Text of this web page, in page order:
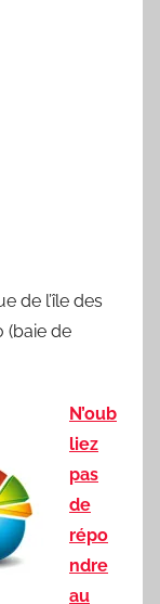
de l’île des
(baie de
N’oub
liez
pas
de
répo
ndre
au